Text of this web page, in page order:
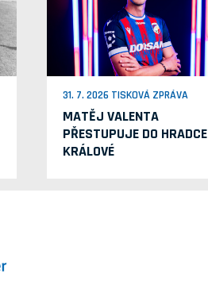
31. 7. 2026 TISKOVÁ ZPRÁVA
MATĚJ VALENTA
PŘESTUPUJE DO HRADCE
KRÁLOVÉ